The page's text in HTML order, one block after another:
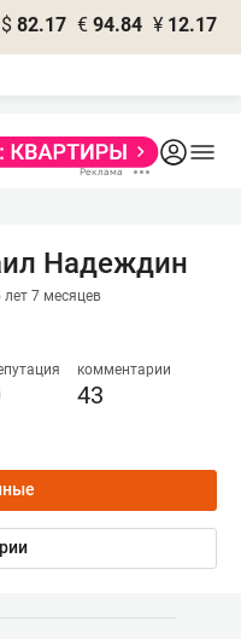
$ 82.17 € 94.84 ¥ 12.17
Надеждин
лет 7 месяцев
комментарии
43